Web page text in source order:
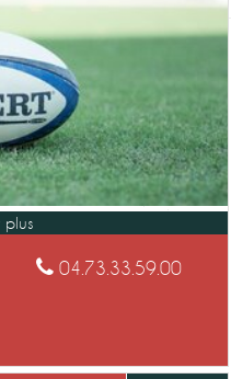
04.73.33.59.00